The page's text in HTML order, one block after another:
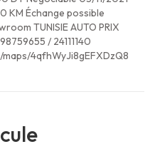
KM Échange possible
TUNISIE AUTO PRIX
/ 24111140
4qfhWyJi8gEFXDzQ8